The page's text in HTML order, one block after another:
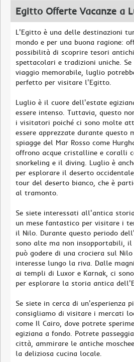
Egitto Offerte Vacanze a
L'Egitto è una delle destinazioni
mondo e per una buona ragione:
possibilità di scoprire tesori
spettacolari e tradizioni uniche.
viaggio memorabile, luglio
perfetto per visitare l'Egitto.
Luglio è il cuore dell'estate
essere intenso. Tuttavia, questo
i visitatori poiché ci sono molte
essere apprezzate durante questo
spiagge del Mar Rosso come
offrono acque cristalline e coralli
snorkeling e il diving. Luglio è
per esplorare il deserto
tour del deserto bianco, che è
al tramonto.
Se siete interessati all'antica
un mese fantastico per visitare i
il Nilo. Durante questo periodo
sono alte ma non insopportabili, il
può godere di una crociera sul
interesse lungo la riva. Dalle
ai templi di Luxor e Karnak, ci
per esplorare la storia antica
Se siete in cerca di un'esperienza
consigliamo di visitare i mercati
come Il Cairo, dove potrete
egiziana a fondo. Potrete
città, ammirare le antiche
la deliziosa cucina locale.